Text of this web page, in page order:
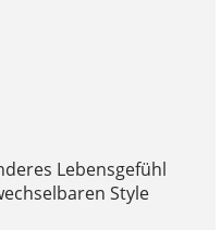
Lebensgefühl
Style